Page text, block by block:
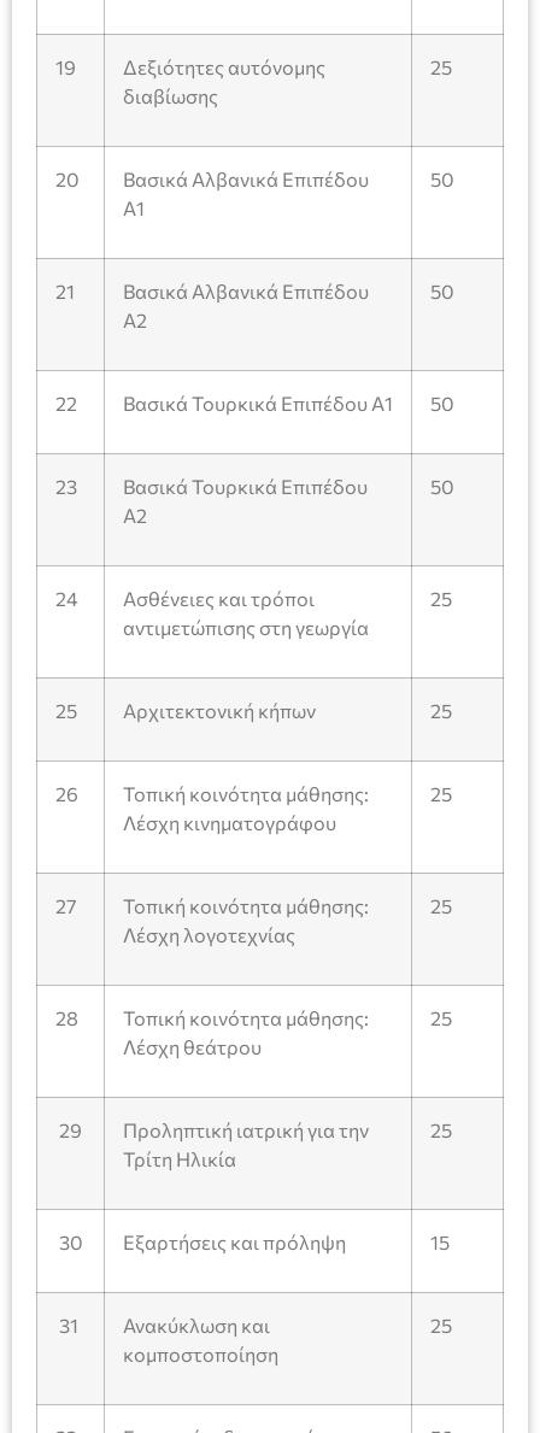
19
Δεξιότητες αυτόνομης
διαβίωσης
25
20
Βασικά Αλβανικά Επιπέδου
Α1
50
21
Βασικά Αλβανικά Επιπέδου
Α2
50
22 Βασικά Τουρκικά Επιπέδου Α1 50
23
Βασικά Τουρκικά Επιπέδου
Α2
50
24
Ασθένειες και τρόποι
αντιμετώπισης στη γεωργία
25
25 Αρχιτεκτονική κήπων 25
26
Τοπική κοινότητα μάθησης:
Λέσχη κινηματογράφου
25
27
Τοπική κοινότητα μάθησης:
Λέσχη λογοτεχνίας
25
28
Τοπική κοινότητα μάθησης:
Λέσχη θεάτρου
25
29
Προληπτική ιατρική για την
Τρίτη Ηλικία
25
30 Εξαρτήσεις και πρόληψη 15
31
Ανακύκλωση και
κομποστοποίηση
25